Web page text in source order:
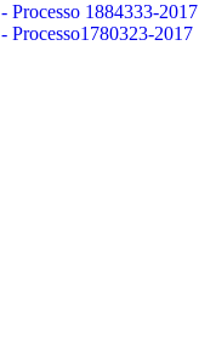
Processo 1884333-2017
Processo1780323-2017